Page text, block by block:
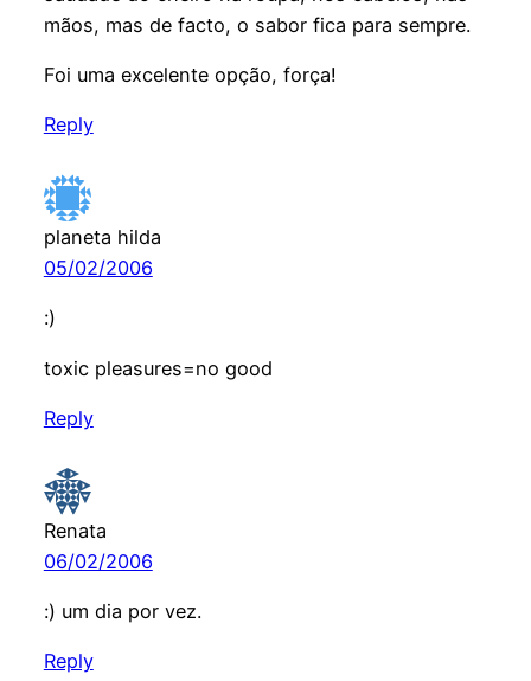
mãos, mas de facto, o sabor fica para sempre.
Foi uma excelente opção, força!
Reply
planeta hilda
05/02/2006
:)
toxic pleasures=no good
Reply
Renata
06/02/2006
:) um dia por vez.
Reply